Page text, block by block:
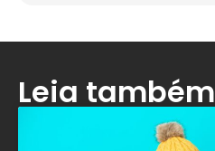
Leia também